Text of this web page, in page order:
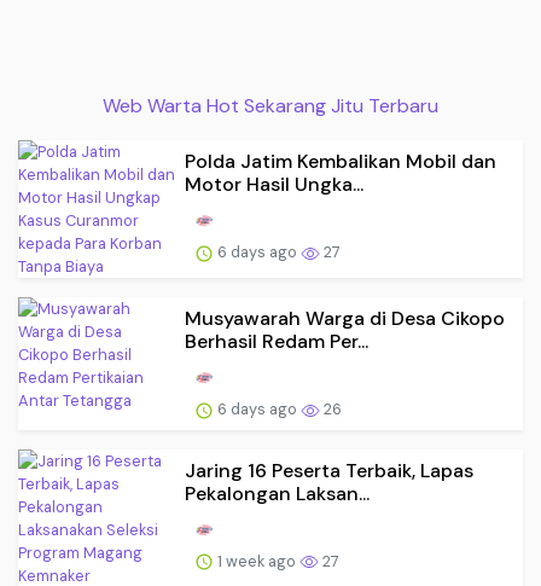
Web Warta Hot Sekarang Jitu Terbaru
Polda Jatim Kembalikan Mobil dan
Motor Hasil Ungka...
6 days ago 27
Musyawarah Warga di Desa Cikopo
Berhasil Redam Per...
6 days ago 26
Jaring 16 Peserta Terbaik, Lapas
Pekalongan Laksan...
1 week ago 27